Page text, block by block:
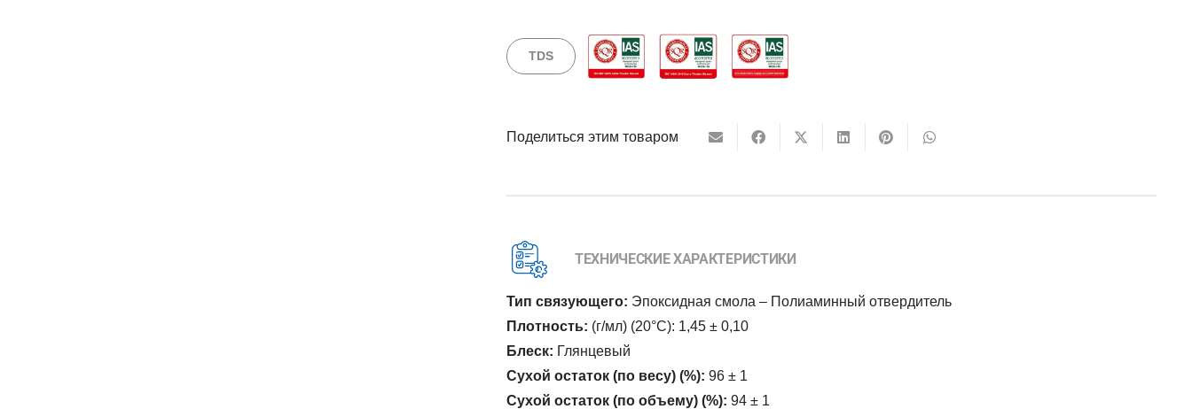
TDS
Поделиться этим товаром
ТЕХНИЧЕСКИЕ ХАРАКТЕРИСТИКИ
Тип связующего: Эпоксидная смола – Полиаминный отвердитель
Плотность: (г/мл) (20°C): 1,45 ± 0,10
Блеск: Глянцевый
Сухой остаток (по весу) (%): 96 ± 1
Сухой остаток (по объему) (%): 94 ± 1